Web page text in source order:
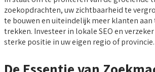
zoekopdrachten, uw zichtbaarheid te
te bouwen en uiteindelijk meer klanten aan
trekken. Investeer in lokale SEO en
sterke positie in uw eigen regio of provincie.